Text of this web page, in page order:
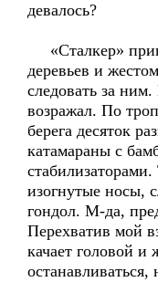
девалось?
«Сталкер»
деревьев и
следовать за
возражал. По
берега десяток
катамараны с
изогнутые носы,
гондол. М-да,
Перехватив мой
качает головой и